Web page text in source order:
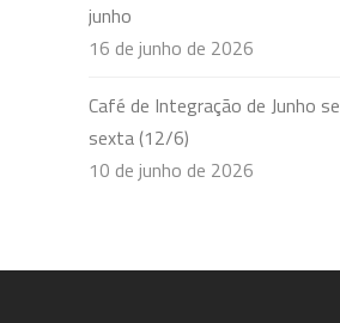
junho
16 de junho de 2026
Café de Integração de Junho
sexta (12/6)
10 de junho de 2026